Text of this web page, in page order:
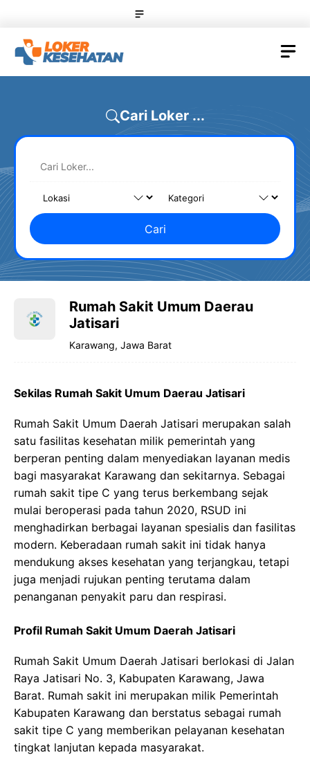
content
Cari Loker ...
Cari
Rumah Sakit Umum Daerau
Jatisari
Karawang, Jawa Barat
Sekilas Rumah Sakit Umum Daerau Jatisari
Rumah Sakit Umum Daerah Jatisari merupakan salah
satu fasilitas kesehatan milik pemerintah yang
berperan penting dalam menyediakan layanan medis
bagi masyarakat Karawang dan sekitarnya. Sebagai
rumah sakit tipe C yang terus berkembang sejak
mulai beroperasi pada tahun 2020, RSUD ini
menghadirkan berbagai layanan spesialis dan fasilitas
modern. Keberadaan rumah sakit ini tidak hanya
mendukung akses kesehatan yang terjangkau, tetapi
juga menjadi rujukan penting terutama dalam
penanganan penyakit paru dan respirasi.
Profil Rumah Sakit Umum Daerah Jatisari
Rumah Sakit Umum Daerah Jatisari berlokasi di Jalan
Raya Jatisari No. 3, Kabupaten Karawang, Jawa
Barat. Rumah sakit ini merupakan milik Pemerintah
Kabupaten Karawang dan berstatus sebagai rumah
sakit tipe C yang memberikan pelayanan kesehatan
tingkat lanjutan kepada masyarakat.